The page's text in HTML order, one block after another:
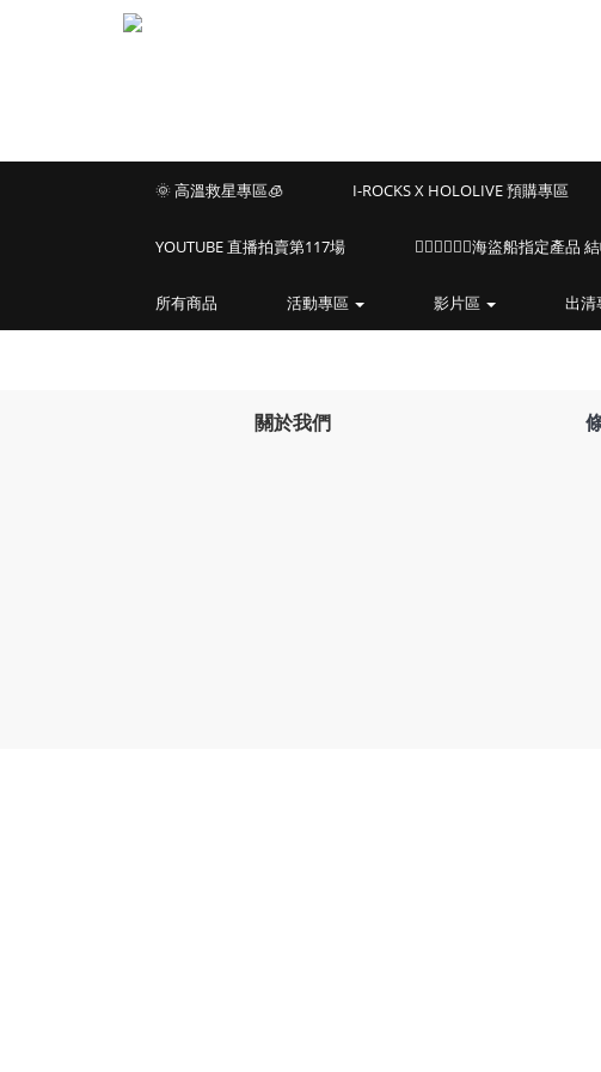
🌞 高溫救星專區🧊 I-ROCKS X HOLOLIVE 預購專區
YOUTUBE 直播拍賣第117場 🏴‍☠️🏴‍☠️🏴‍☠️海盜船指定產品
所有商品 活動專區 影片區 出清
關於我們